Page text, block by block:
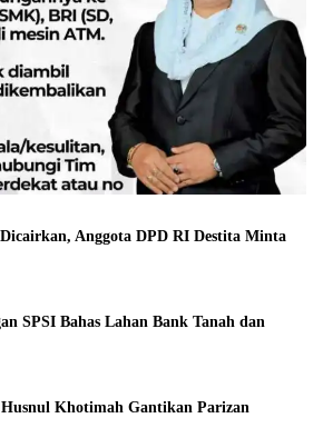
Anggota DPD RI Destita Minta
SPSI Bahas Lahan Bank Tanah dan
Khotimah Gantikan Parizan